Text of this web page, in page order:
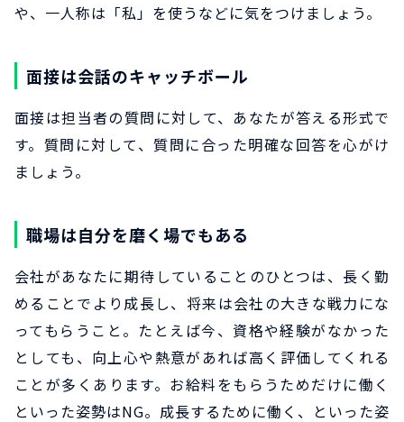
や、一人称は「私」を使うなどに気をつけましょう。
面接は会話のキャッチボール
面接は担当者の質問に対して、あなたが答える形式で
す。質問に対して、質問に合った明確な回答を心がけ
ましょう。
職場は自分を磨く場でもある
会社があなたに期待していることのひとつは、長く勤
めることでより成長し、将来は会社の大きな戦力にな
ってもらうこと。たとえば今、資格や経験がなかった
としても、向上心や熱意があれば高く評価してくれる
ことが多くあります。お給料をもらうためだけに働く
といった姿勢はNG。成長するために働く、といった姿